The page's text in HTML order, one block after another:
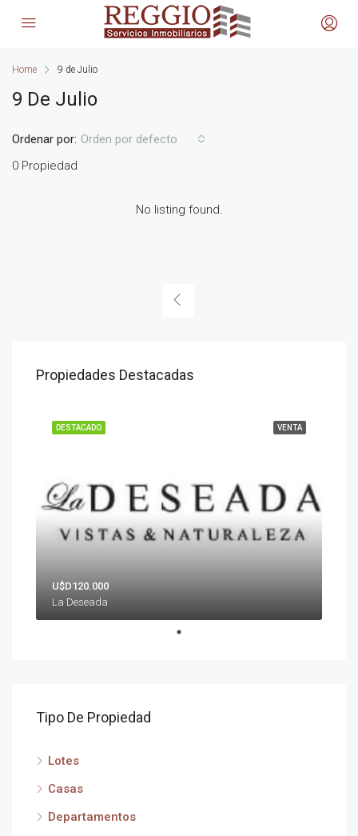
Home 9 de Julio
9 De Julio
0 Propiedad
Ordenar por: Orden por defecto
No listing found.
Propiedades Destacadas
VENTA
DESTACADO
U$D120.000
La Deseada
Tipo De Propiedad
Lotes
Casas
Departamentos